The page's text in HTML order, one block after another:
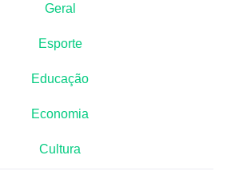
Geral
Esporte
Educação
Economia
Cultura